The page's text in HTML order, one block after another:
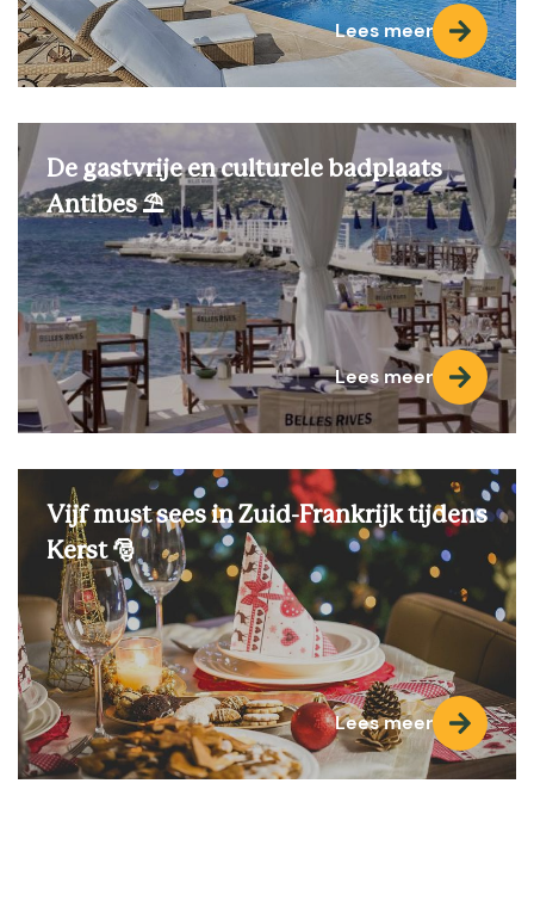
Lees meer
De gastvrije en culturele badplaats
Antibes ⛱️
Lees meer
Vijf must sees in Zuid-Frankrijk tijdens
Kerst 🎅
Lees meer